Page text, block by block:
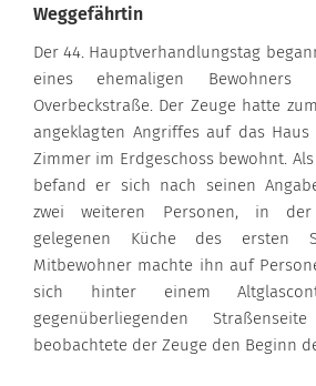
Weggefährtin
Der 44. Hauptverhandlungstag
eines ehemaligen Bewohners
Overbeckstraße. Der Zeuge hatte
angeklagten Angriffes auf das
Zimmer im Erdgeschoss bewohnt.
befand er sich nach seinen
zwei weiteren Personen, in
gelegenen Küche des ersten
Mitbewohner machte ihn auf
sich hinter einem
gegenüberliegenden
beobachtete der Zeuge den Beginn